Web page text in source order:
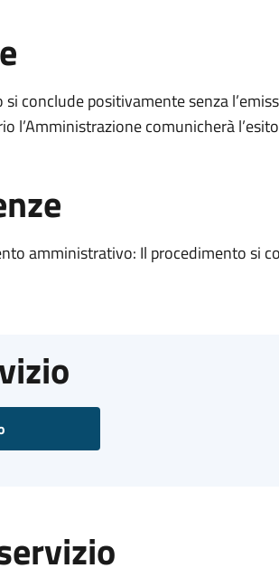
conclude positivamente senza
l’Amministrazione comunicherà
amministrativo: Il procedimento si